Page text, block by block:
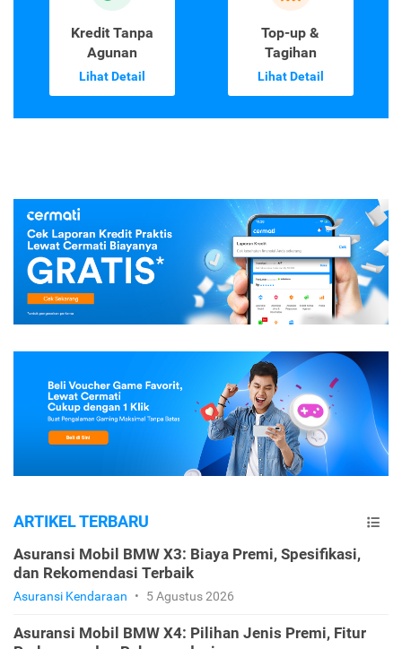
Kredit Tanpa
Agunan
Lihat Detail
Top-up &
Tagihan
Lihat Detail
ARTIKEL TERBARU
Asuransi Mobil BMW X3: Biaya Premi, Spesifikasi,
dan Rekomendasi Terbaik
Asuransi Kendaraan • 5 Agustus 2026
Asuransi Mobil BMW X4: Pilihan Jenis Premi, Fitur